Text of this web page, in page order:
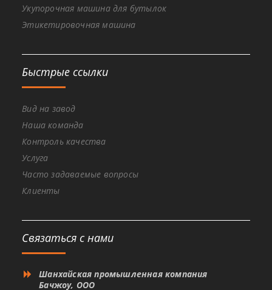
Укупорочная машина для бутылок
Этикетировочная машина
Быстрые ссылки
Вид на завод
Наша команда
Контроль качества
Услуга
Часто задаваемые вопросы
Клиенты
Связаться с нами
Шанхайская промышленная компания
Бачжоу, ООО